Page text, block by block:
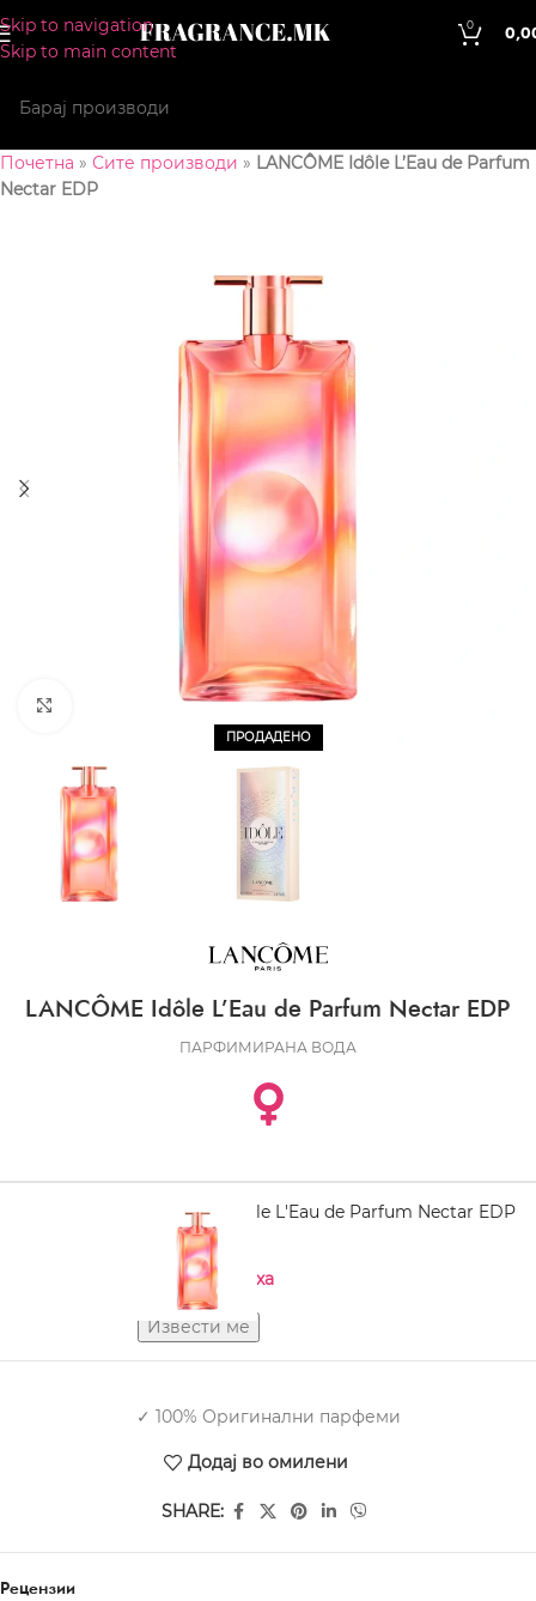
Skip to navigation
Skip to main content
0
Почетна » Сите производи » LANCÔME Idôle L’Eau de Parfum
Nectar EDP
ПРОДАДЕНО
CLICK TO ENLARGE
LANCÔME Idôle L’Eau de Parfum Nectar EDP
ПАРФИМИРАНА ВОДА
LANCÔME Idôle L'Eau de Parfum Nectar EDP
100 ml
Нема на залиха
✓ 100% Оригинални парфеми
Додај во омилени
SHARE:
Рецензии